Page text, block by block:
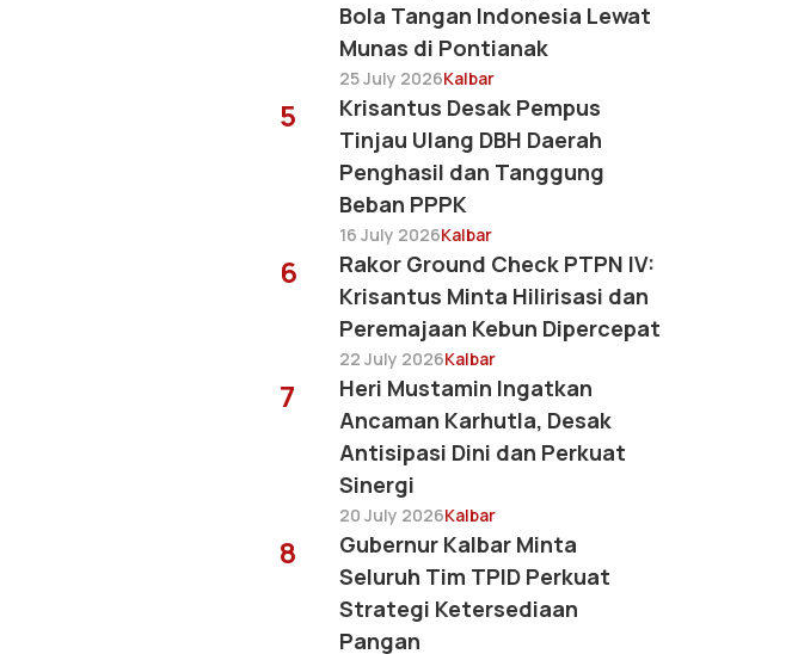
Bola Tangan Indonesia Lewat
Munas di Pontianak
25 July 2026Kalbar
5
Krisantus Desak Pempus
Tinjau Ulang DBH Daerah
Penghasil dan Tanggung
Beban PPPK
16 July 2026Kalbar
6
Rakor Ground Check PTPN IV:
Krisantus Minta Hilirisasi dan
Peremajaan Kebun Dipercepat
22 July 2026Kalbar
7
Heri Mustamin Ingatkan
Ancaman Karhutla, Desak
Antisipasi Dini dan Perkuat
Sinergi
20 July 2026Kalbar
8
Gubernur Kalbar Minta
Seluruh Tim TPID Perkuat
Strategi Ketersediaan
Pangan